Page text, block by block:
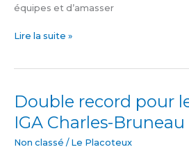
équipes et d’amasser
Lire la suite »
Double record pour
IGA Charles-Bruneau
Non classé / Le Placoteux
Double
pour
le